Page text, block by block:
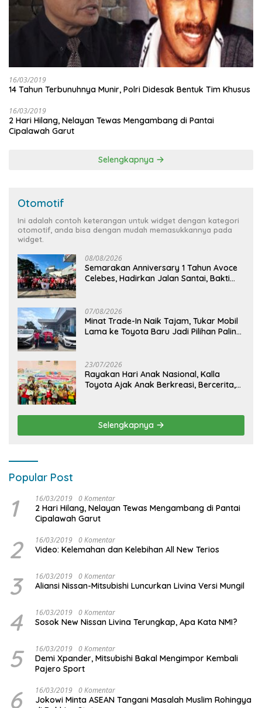
16/03/2019
14 Tahun Terbunuhnya Munir, Polri Didesak Bentuk Tim Khusus
16/03/2019
2 Hari Hilang, Nelayan Tewas Mengambang di Pantai
Cipalawah Garut
Selengkapnya
Otomotif
Ini adalah contoh keterangan untuk widget dengan kategori
otomotif, anda bisa dengan mudah memasukkannya pada
widget.
08/08/2026
Semarakan Anniversary 1 Tahun Avoce
Celebes, Hadirkan Jalan Santai, Bakti
07/08/2026
Minat Trade-In Naik Tajam, Tukar Mobil
Lama ke Toyota Baru Jadi Pilihan Paling
23/07/2026
Rayakan Hari Anak Nasional, Kalla
Toyota Ajak Anak Berkreasi, Bercerita,
Selengkapnya
Popular Post
1 16/03/2019 0 Komentar
2 Hari Hilang, Nelayan Tewas Mengambang di Pantai
Cipalawah Garut
2 16/03/2019 0 Komentar
Video: Kelemahan dan Kelebihan All New Terios
3 16/03/2019 0 Komentar
Aliansi Nissan-Mitsubishi Luncurkan Livina Versi Mungil
4 16/03/2019 0 Komentar
Sosok New Nissan Livina Terungkap, Apa Kata NMI?
5 16/03/2019 0 Komentar
Demi Xpander, Mitsubishi Bakal Mengimpor Kembali
Pajero Sport
6 16/03/2019 0 Komentar
Jokowi Minta ASEAN Tangani Masalah Muslim Rohingya